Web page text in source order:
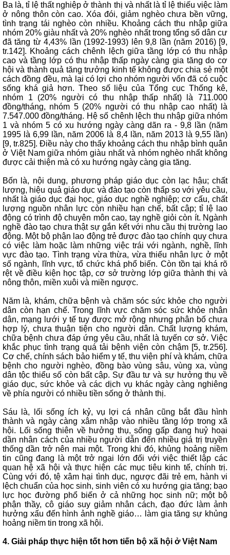
Ba là, tỉ lệ thất nghiệp ở thành thị và nhất là tỉ lệ thiếu việc làm
ở nông thôn còn cao. Xóa đói, giảm nghèo chưa bền vững,
tình trạng tái nghèo còn nhiều. Khoảng cách thu nhập giữa
nhóm 20% giàu nhất và 20% nghèo nhất trong tổng số dân cư
đã tăng từ 4,43% lần (1992-1993) lên 9,8 lần (năm 2016) [9,
tr.142]. Khoảng cách chênh lệch giữa tầng lớp có thu nhập
cao và tầng lớp có thu nhập thấp ngày càng gia tăng do cơ
hội và thành quả tăng trưởng kinh tế không được chia sẻ một
cách đồng đều, mà lại có lợi cho nhóm người vốn đã có cuộc
sống khá giả hơn. Theo số liệu của Tổng cục Thống kê,
nhóm 1 (20% người có thu nhập thấp nhất) là 711.000
đồng/tháng, nhóm 5 (20% người có thu nhập cao nhất) là
7.547.000 đồng/tháng. Hệ số chênh lệch thu nhập giữa nhóm
1 và nhóm 5 có xu hướng ngày càng dãn ra - 9,8 lần (năm
1995 là 6,99 lần, năm 2006 là 8,4 lần, năm 2013 là 9,55 lần)
[9, tr.825]. Điều này cho thấy khoảng cách thu nhập bình quân
ở Việt Nam giữa nhóm giàu nhất và nhóm nghèo nhất không
được cải thiện mà có xu hướng ngày càng gia tăng.
Bốn là, nội dung, phương pháp giáo dục còn lạc hậu; chất
lượng, hiệu quả giáo dục và đào tạo còn thấp so với yêu cầu,
nhất là giáo dục đại học, giáo dục nghề nghiệp; cơ cấu, chất
lượng nguồn nhân lực còn nhiều hạn chế, bất cập; tỉ lệ lao
động có trình độ chuyên môn cao, tay nghề giỏi còn ít. Ngành
nghề đào tạo chưa thật sự gắn kết với nhu cầu thị trường lao
động. Một bộ phận lao động trẻ được đào tạo chính quy chưa
có việc làm hoặc làm những việc trái với ngành, nghề, lĩnh
vực đào tạo. Tình trạng vừa thừa, vừa thiếu nhân lực ở một
số ngành, lĩnh vực, tổ chức khá phổ biến. Còn tồn tại khá rõ
rệt về điều kiện học tập, cơ sở trường lớp giữa thành thị và
nông thôn, miền xuôi và miền ngược.
Năm là, khám, chữa bệnh và chăm sóc sức khỏe cho người
dân còn hạn chế. Trong lĩnh vực chăm sóc sức khỏe nhân
dân, mạng lưới y tế tuy được mở rộng nhưng phân bố chưa
hợp lý, chưa thuận tiện cho người dân. Chất lượng khám,
chữa bệnh chưa đáp ứng yêu cầu, nhất là tuyến cơ sở. Việc
khắc phục tình trạng quá tải bệnh viện còn chậm [5, tr.256].
Cơ chế, chính sách bảo hiểm y tế, thu viện phí và khám, chữa
bệnh cho người nghèo, đồng bào vùng sâu, vùng xa, vùng
dân tộc thiểu số còn bất cập. Sự đầu tư và sự hưởng thụ về
giáo dục, sức khỏe và các dịch vụ khác ngày càng nghiêng
về phía người có nhiều tiền sống ở thành thị.
Sáu là, lối sống ích kỷ, vụ lợi cá nhân cũng bắt đầu hình
thành và ngày càng xâm nhập vào nhiều tầng lớp trong xã
hội. Lối sống thiên về hưởng thụ, sống gấp đang huỷ hoại
dần nhân cách của nhiều người dẫn đến nhiều giá trị truyền
thống dần trở nên mai một. Trong khi đó, khủng hoảng niềm
tin cũng đang là một trở ngại lớn đối với việc thiết lập các
quan hệ xã hội và thực hiện các mục tiêu kinh tế, chính trị.
Cùng với đó, tệ xâm hại tình dục, ngược đãi trẻ em, hành vi
lệch chuẩn của học sinh, sinh viên có xu hướng gia tăng; bạo
lực học đường phổ biến ở cả những học sinh nữ; một bộ
phận thầy, cô giáo suy giảm nhân cách, đạo đức làm ảnh
hưởng xấu đến hình ảnh nghề giáo… làm gia tăng sự khủng
hoảng niềm tin trong xã hội.
4. Giải pháp thực hiện tốt hơn tiến bộ xã hội ở Việt Nam